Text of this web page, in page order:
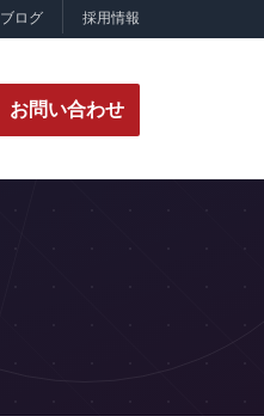
ブログ 採用情報
お問い合わせ